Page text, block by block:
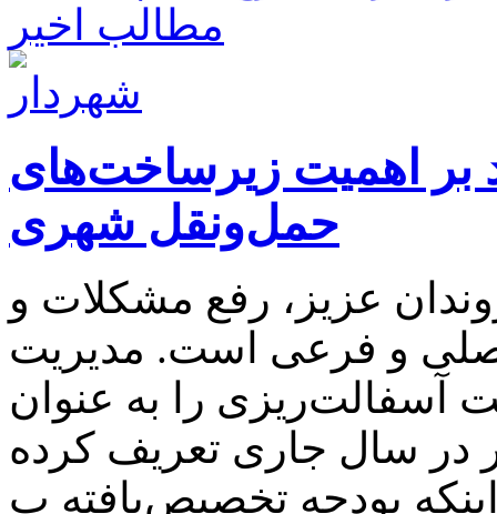
مطالب اخیر
بر اهمیت زیرساخت‌های
حمل‌ونقل شهری
عزیز، رفع مشکلات و
و فرعی است. مدیریت
آسفالت‌ریزی را به عنوان
در سال جاری تعریف کرده